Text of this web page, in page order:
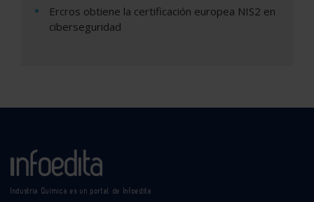
Ercros obtiene la certificación europea NIS2 en
ciberseguridad
Industria Química es un portal de Infoedita